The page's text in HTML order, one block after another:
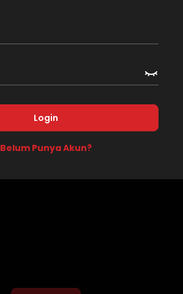
Login
Belum Punya Akun?